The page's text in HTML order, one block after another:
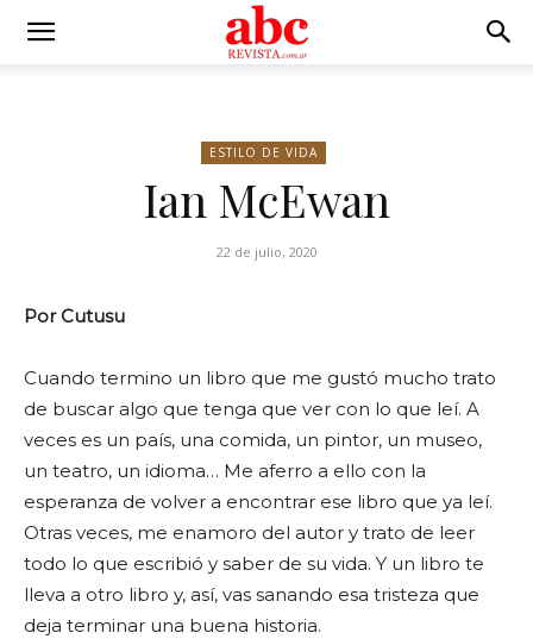
ESTILO DE VIDA
Ian McEwan
22 de julio, 2020
Por Cutusu
Cuando termino un libro que me gustó mucho trato
de buscar algo que tenga que ver con lo que leí. A
veces es un país, una comida, un pintor, un museo,
un teatro, un idioma… Me aferro a ello con la
esperanza de volver a encontrar ese libro que ya leí.
Otras veces, me enamoro del autor y trato de leer
todo lo que escribió y saber de su vida. Y un libro te
lleva a otro libro y, así, vas sanando esa tristeza que
deja terminar una buena historia.